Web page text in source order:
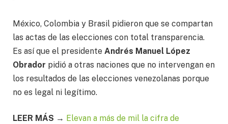
México, Colombia y Brasil pidieron que se compartan
las actas de las elecciones con total transparencia.
Es así que el presidente Andrés Manuel López
Obrador pidió a otras naciones que no intervengan en
los resultados de las elecciones venezolanas porque
no es legal ni legítimo.
LEER MÁS → Elevan a más de mil la cifra de